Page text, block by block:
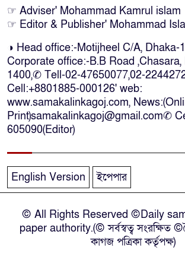
কক্সবাজারে
দেশীয় মদসহ
দক্ষিণ আফ্রিকায়
বাংলাদেশি নিহত
দৃষ্টিপ্রতিবন্ধী
নারায়ণগঞ্জে পুলিশ
মরদেহ উদ্ধার
নারায়ণগঞ্জে চরম
থুবড়ে পড়েছে
☞ Adviser' Mohammad Kamrul islam
☞ Editor & Publisher' Mohammad
◑ Head office:-Motijheel C/A, Dhaka-
Corporate office:-B.B Road
1400,✆ Tell-02-47650077,02-
Cell:+8801885-000126' web:
www.samakalinkagoj.com,
Print)samakalinkagoj@gmail.com✆
605090(Editor)
English Version ইপেপার
© All Rights Reserved ©Daily
paper authority.(© সর্বস্বত্ব সংরক্ষিত
কাগজ পত্রিকা কর্তৃপক্ষ)